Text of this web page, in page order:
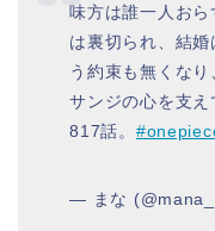
味方は誰一人おら
は裏切られ、結
う約束も無くなり
サンジの心を支
817話。
— まな